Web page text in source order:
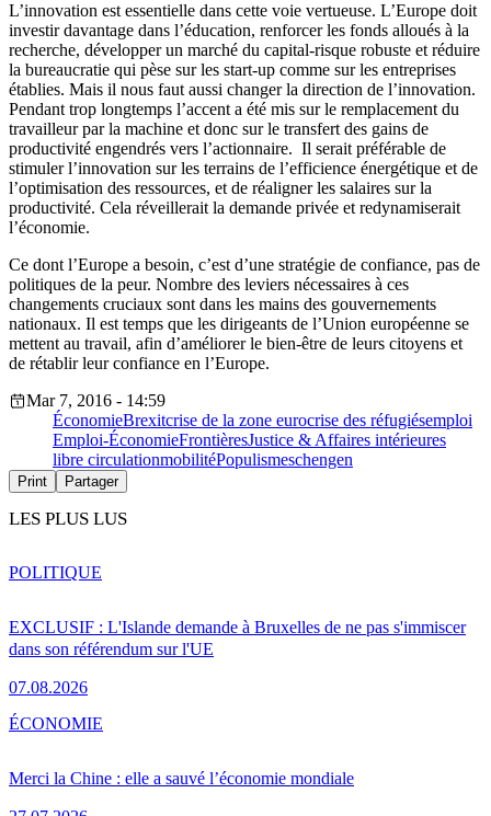
L’innovation est essentielle dans cette voie vertueuse. L’Europe doit
investir davantage dans l’éducation, renforcer les fonds alloués à la
recherche, développer un marché du capital-risque robuste et réduire
la bureaucratie qui pèse sur les start-up comme sur les entreprises
établies. Mais il nous faut aussi changer la direction de l’innovation.
Pendant trop longtemps l’accent a été mis sur le remplacement du
travailleur par la machine et donc sur le transfert des gains de
productivité engendrés vers l’actionnaire. Il serait préférable de
stimuler l’innovation sur les terrains de l’efficience énergétique et de
l’optimisation des ressources, et de réaligner les salaires sur la
productivité. Cela réveillerait la demande privée et redynamiserait
l’économie.
Ce dont l’Europe a besoin, c’est d’une stratégie de confiance, pas de
politiques de la peur. Nombre des leviers nécessaires à ces
changements cruciaux sont dans les mains des gouvernements
nationaux. Il est temps que les dirigeants de l’Union européenne se
mettent au travail, afin d’améliorer le bien-être de leurs citoyens et
de rétablir leur confiance en l’Europe.
Mar 7, 2016 - 14:59
ÉconomieBrexitcrise de la zone eurocrise des réfugiésemploi
Emploi-ÉconomieFrontièresJustice & Affaires intérieures
libre circulationmobilitéPopulismeschengen
Print Partager
LES PLUS LUS
EXCLUSIF : L'Islande demande à Bruxelles de ne pas s'immiscer
dans son référendum sur l'UE
07.08.2026
POLITIQUE
Merci la Chine : elle a sauvé l’économie mondiale
ÉCONOMIE